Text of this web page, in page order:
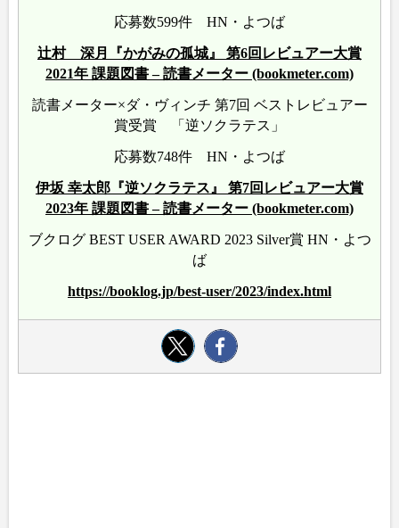
応募数599件 HN・よつば
辻村 深月『かがみの孤城』 第6回レビュアー大賞
2021年 課題図書 – 読書メーター (bookmeter.com)
読書メーター×ダ・ヴィンチ 第7回 ベストレビュアー
賞受賞 「逆ソクラテス」
応募数748件 HN・よつば
伊坂 幸太郎『逆ソクラテス』 第7回レビュアー大賞
2023年 課題図書 – 読書メーター (bookmeter.com)
ブクログ BEST USER AWARD 2023 Silver賞 HN・よつ
ば
https://booklog.jp/best-user/2023/index.html